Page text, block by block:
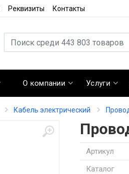
Реквизиты Контакты
О компании Услуги
Кабель электрический
Артикул
Каталог